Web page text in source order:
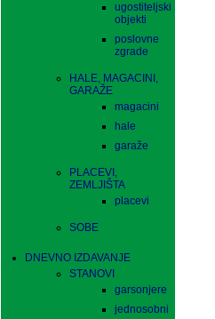
ugostiteljski
objekti
poslovne
zgrade
HALE, MAGACINI,
GARAŽE
magacini
hale
garaže
PLACEVI,
ZEMLJIŠTA
placevi
SOBE
DNEVNO IZDAVANJE
STANOVI
garsonjere
jednosobni